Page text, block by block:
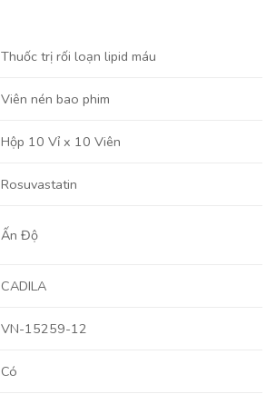
Thuốc trị rối loạn lipid máu
Viên nén bao phim
Hộp 10 Vỉ x 10 Viên
Rosuvastatin
Ấn Độ
CADILA
VN-15259-12
Có